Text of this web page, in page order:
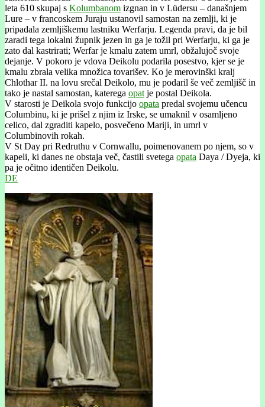
leta 610 skupaj s Kolumbanom izgnan in v Lüdersu – današnjem
Lure – v francoskem Juraju ustanovil samostan na zemlji, ki je
pripadala zemljiškemu lastniku Werfarju. Legenda pravi, da je bil
zaradi tega lokalni župnik jezen in ga je tožil pri Werfarju, ki ga je
zato dal kastrirati; Werfar je kmalu zatem umrl, obžalujoč svoje
dejanje. V pokoro je vdova Deikolu podarila posestvo, kjer se je
kmalu zbrala velika množica tovarišev. Ko je merovinški kralj
Chlothar II. na lovu srečal Deikolo, mu je podaril še več zemljišč in
tako je nastal samostan, katerega opat je postal Deikola.
V starosti je Deikola svojo funkcijo opata predal svojemu učencu
Columbinu, ki je prišel z njim iz Irske, se umaknil v osamljeno
celico, dal zgraditi kapelo, posvečeno Mariji, in umrl v
Columbinovih rokah.
V St Day pri Redruthu v Cornwallu, poimenovanem po njem, so v
kapeli, ki danes ne obstaja več, častili svetega opata Daya / Dyeja, ki
pa je očitno identičen Deikolu.
DE